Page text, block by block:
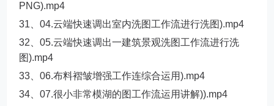
PNG).mp4
31、04.云端快速调出室内洗图工作流进行洗图).mp4
32、05.云端快速调出一建筑景观洗图工作流进行洗
图).mp4
33、06.布料褶皱增强工作连综合运用).mp4
34、07.很小非常模湖的图工作流运用讲解)).mp4